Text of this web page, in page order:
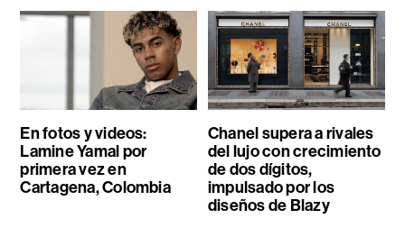
En fotos y videos:
Lamine Yamal por
primera vez en
Cartagena, Colombia
Chanel supera a rivales
del lujo con crecimiento
de dos dígitos,
impulsado por los
diseños de Blazy